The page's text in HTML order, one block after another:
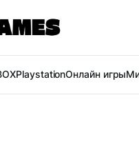
PlaystationОнлайн игры